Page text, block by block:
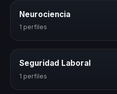
Neurociencia
1 perfiles
Seguridad Laboral
1 perfiles